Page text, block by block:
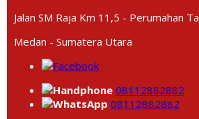
Jalan SM Raja Km 11,5 - Perumahan
Medan - Sumatera Utara
08112882882
08112882882